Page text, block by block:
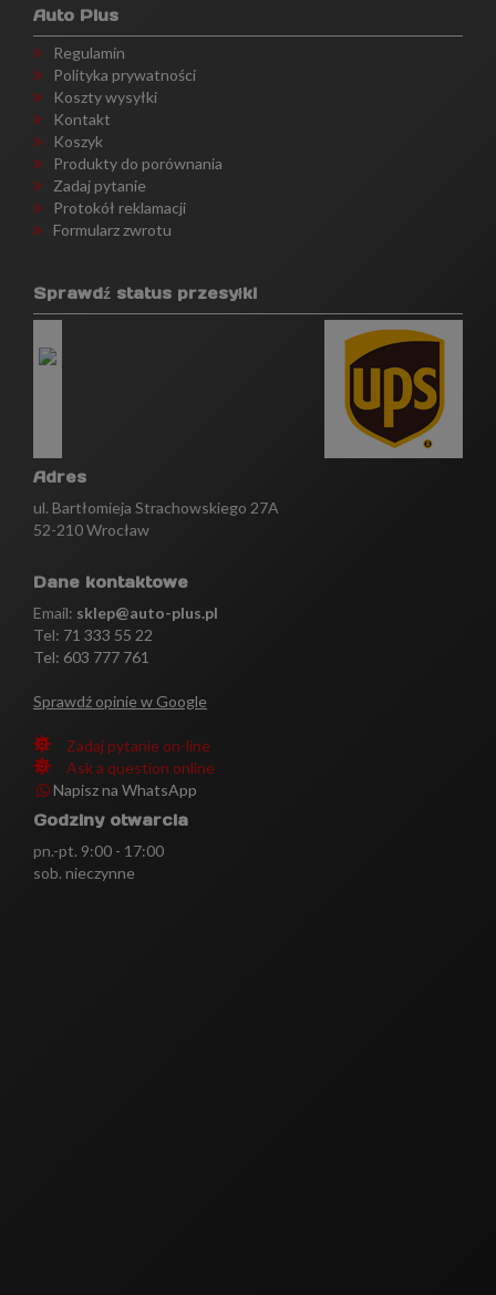
Auto Plus
Regulamin
Polityka prywatności
Koszty wysyłki
Kontakt
Koszyk
Produkty do porównania
Zadaj pytanie
Protokół reklamacji
Formularz zwrotu
Sprawdź status przesyłki
Adres
ul. Bartłomieja Strachowskiego 27A
52-210 Wrocław
Dane kontaktowe
Email: sklep@auto-plus.pl
Tel: 71 333 55 22
Tel: 603 777 761
Sprawdź opinie w Google
Zadaj pytanie on-line
Ask a question online
Napisz na WhatsApp
Godziny otwarcia
pn.-pt. 9:00 - 17:00
sob. nieczynne